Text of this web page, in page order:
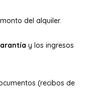
del alquiler.
y los ingresos
(recibos de